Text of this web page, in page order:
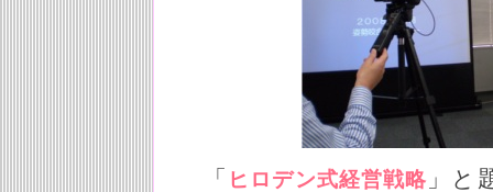
「 ヒロデン式経営戦略 」と